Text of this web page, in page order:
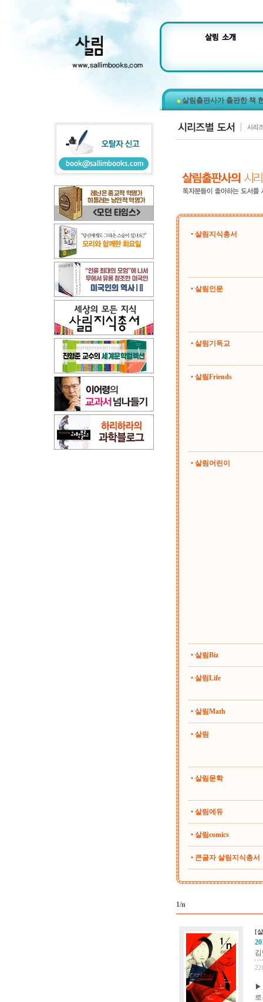
살림출판사가 출판한 책
• 살림지식총서
• 살림인문
• 살림기독교
• 살림Friends
• 살림어린이
• 살림Biz
• 살림Life
• 살림Math
• 살림
• 살림문학
• 살림에듀
• 살림comics
• 큰글자 살림지식총서
1/n
[
▶